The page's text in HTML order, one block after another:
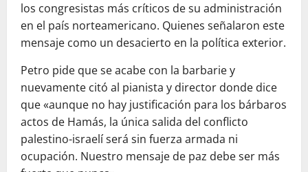
los congresistas más críticos de su administración
en el país norteamericano. Quienes señalaron este
mensaje como un desacierto en la política exterior.
Petro pide que se acabe con la barbarie y
nuevamente citó al pianista y director donde dice
que «aunque no hay justificación para los bárbaros
actos de Hamás, la única salida del conflicto
palestino-israelí será sin fuerza armada ni
ocupación. Nuestro mensaje de paz debe ser más